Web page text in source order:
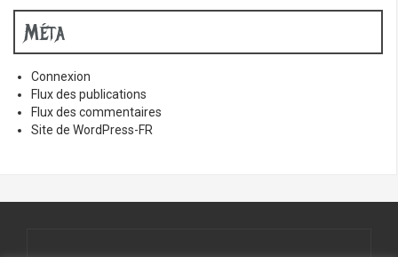
Méta
Connexion
Flux des publications
Flux des commentaires
Site de WordPress-FR